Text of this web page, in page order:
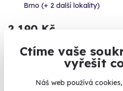
Ctíme vaše
vyřešit
Náš web používá
Brno (+ 2 další lokality)
2 190 Kč
Volný termín už 08. 08. 2026